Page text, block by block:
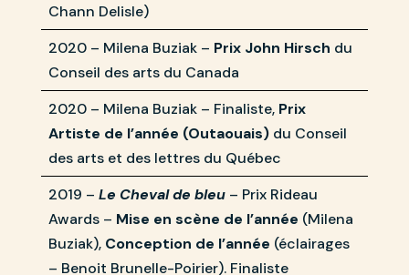
Chann Delisle)
2020 – Milena Buziak – Prix John Hirsch du
Conseil des arts du Canada
2020 – Milena Buziak – Finaliste, Prix
Artiste de l’année (Outaouais)du Conseil
des arts et des lettres du Québec
2019 – Le Cheval de bleu– Prix Rideau
Awards – Mise en scène de l’année (Milena
Buziak), Conception de l’année (éclairages
– Benoit Brunelle-Poirier). Finaliste